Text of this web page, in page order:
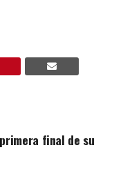
final de su